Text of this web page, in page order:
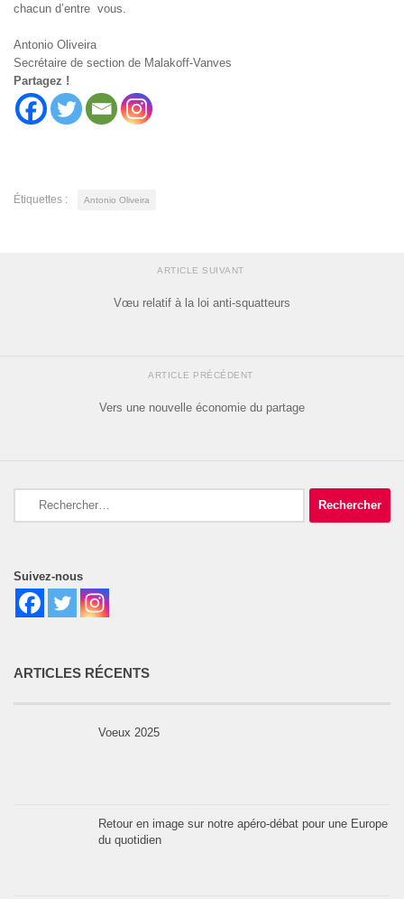
chacun d’entre vous.
Antonio Oliveira
Secrétaire de section de Malakoff-Vanves
Partagez !
Étiquettes : Antonio Oliveira
ARTICLE SUIVANT
Vœu relatif à la loi anti-squatteurs
ARTICLE PRÉCÉDENT
Vers une nouvelle économie du partage
Suivez-nous
ARTICLES RÉCENTS
Voeux 2025
Retour en image sur notre apéro-débat pour une Europe
du quotidien